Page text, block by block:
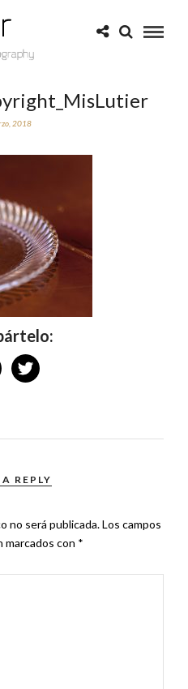
2018
REPLY
no será publicada.Los campos
con *